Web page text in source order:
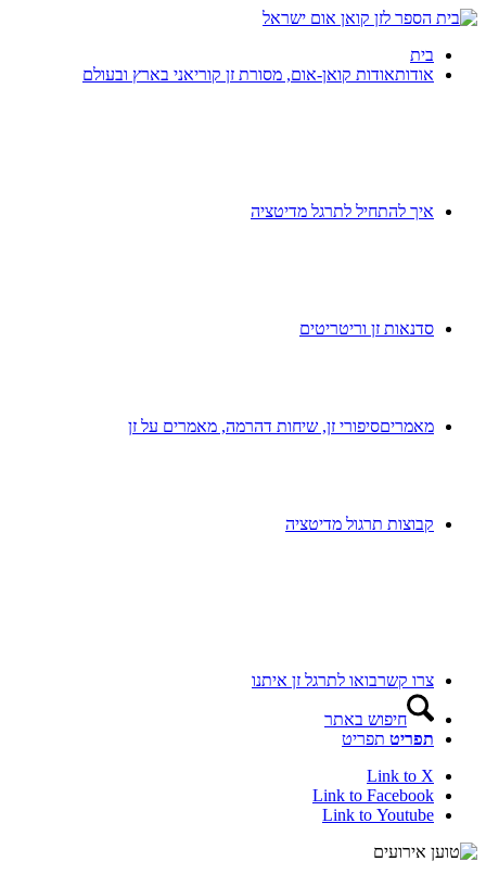
בית
אודותאודות קואן-אום, מסורת זן קוריאני בארץ ובעולם
איך להתחיל לתרגל מדיטציה
סדנאות זן וריטריטים
מאמריםסיפורי זן, שיחות דהרמה, מאמרים על זן
קבוצות תרגול מדיטציה
צרו קשרבואו לתרגל זן איתנו
חיפוש באתר
תפריט תפריט
Link to X
Link to Facebook
Link to Youtube